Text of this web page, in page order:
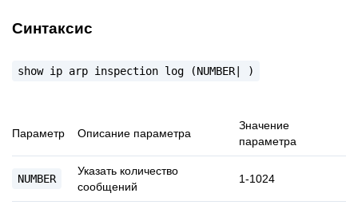
Синтаксис
show ip arp inspection log (NUMBER| )
Параметр Описание параметра
Значение
параметра
NUMBER
Указать количество
сообщений
1-1024